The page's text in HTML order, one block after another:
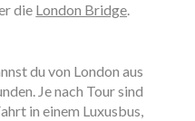
die London Bridge.
du von London aus
Je nach Tour sind
in einem Luxusbus,